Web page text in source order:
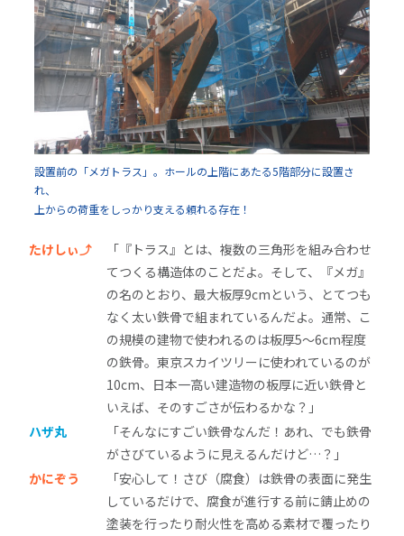
設置前の「メガトラス」。ホールの上階にあたる5階部分に設置さ
れ、
上からの荷重をしっかり支える頼れる存在！
たけしぃ⤴
「『トラス』とは、複数の三角形を組み合わせ
てつくる構造体のことだよ。そして、『メガ』
の名のとおり、最大板厚9cmという、とてつも
なく太い鉄骨で組まれているんだよ。通常、こ
の規模の建物で使われるのは板厚5～6cm程度
の鉄骨。東京スカイツリーに使われているのが
10cm、日本一高い建造物の板厚に近い鉄骨と
いえば、そのすごさが伝わるかな？」
ハザ丸
「そんなにすごい鉄骨なんだ！あれ、でも鉄骨
がさびているように見えるんだけど…？」
かにぞう
「安心して！さび（腐食）は鉄骨の表面に発生
しているだけで、腐食が進行する前に錆止めの
塗装を行ったり耐火性を高める素材で覆ったり